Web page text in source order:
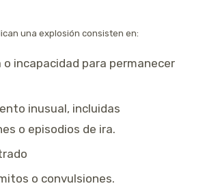
una explosión consisten en:
o incapacidad para permanecer
inusual, incluidas
o episodios de ira.
o convulsiones.